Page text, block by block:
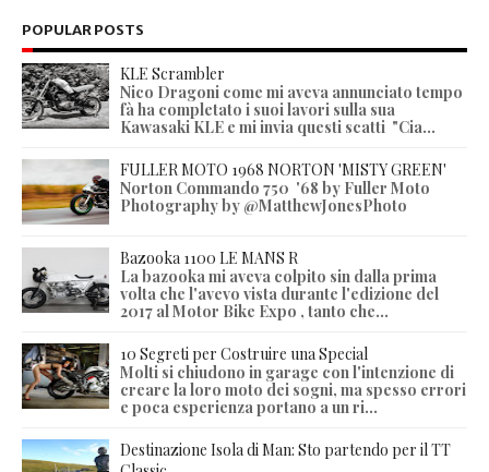
POPULAR POSTS
KLE Scrambler
Nico Dragoni come mi aveva annunciato tempo
fà ha completato i suoi lavori sulla sua
Kawasaki KLE e mi invia questi scatti "Cia...
FULLER MOTO 1968 NORTON 'MISTY GREEN'
Norton Commando 750 '68 by Fuller Moto
Photography by @MatthewJonesPhoto
Bazooka 1100 LE MANS R
La bazooka mi aveva colpito sin dalla prima
volta che l'avevo vista durante l'edizione del
2017 al Motor Bike Expo , tanto che...
10 Segreti per Costruire una Special
Molti si chiudono in garage con l'intenzione di
creare la loro moto dei sogni, ma spesso errori
e poca esperienza portano a un ri...
Destinazione Isola di Man: Sto partendo per il TT